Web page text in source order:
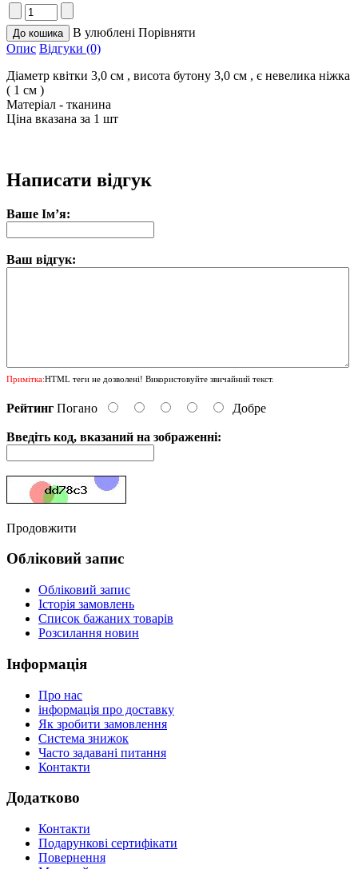
В улюблені Порівняти
Опис Відгуки (0)
Діаметр квітки 3,0 см , висота бутону 3,0 см , є невелика ніжка
( 1 см )
Матеріал - тканина
Ціна вказана за 1 шт
Написати відгук
Ваше Ім’я:
Ваш відгук:
Примітка:HTML теги не дозволені! Використовуйте звичайний текст.
Рейтинг Погано Добре
Введіть код, вказаний на зображенні:
Продовжити
Обліковий запис
Обліковий запис
Історія замовлень
Список бажаних товарів
Розсилання новин
Інформація
Про нас
інформація про доставку
Як зробити замовлення
Система знижок
Часто задавані питання
Контакти
Додатково
Контакти
Подарункові сертифікати
Повернення